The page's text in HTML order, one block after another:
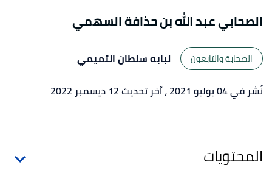
الصحابي عبد الله بن حذافة السهمي
الصحابة والتابعون
لبابه سلطان التميمي
نُشر في 04 يوليو 2021
، آخر تحديث 12 ديسمبر 2022
المحتويات